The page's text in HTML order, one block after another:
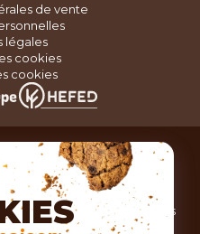
de vente
légales
cookies
cookies
pour concocter de
d’un grand chef ?
cuisine, nous vous
produits issus des meilleures
de pâtisserie,